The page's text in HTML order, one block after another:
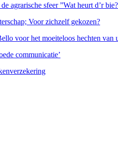
agrarische sfeer ”Wat heurt d’r
Voor zichzelf gekozen?
voor het moeiteloos hechten van
communicatie’